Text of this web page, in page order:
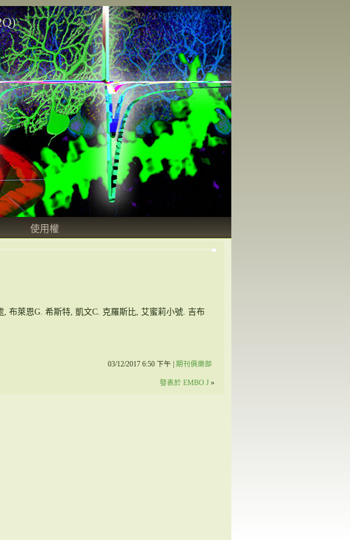
使用權
布萊恩G. 希斯特, 凱文C. 克羅斯比, 艾蜜莉小號. 吉布
03/12/2017 6:50 下午 |期刊俱樂部
發表於 EMBO J»